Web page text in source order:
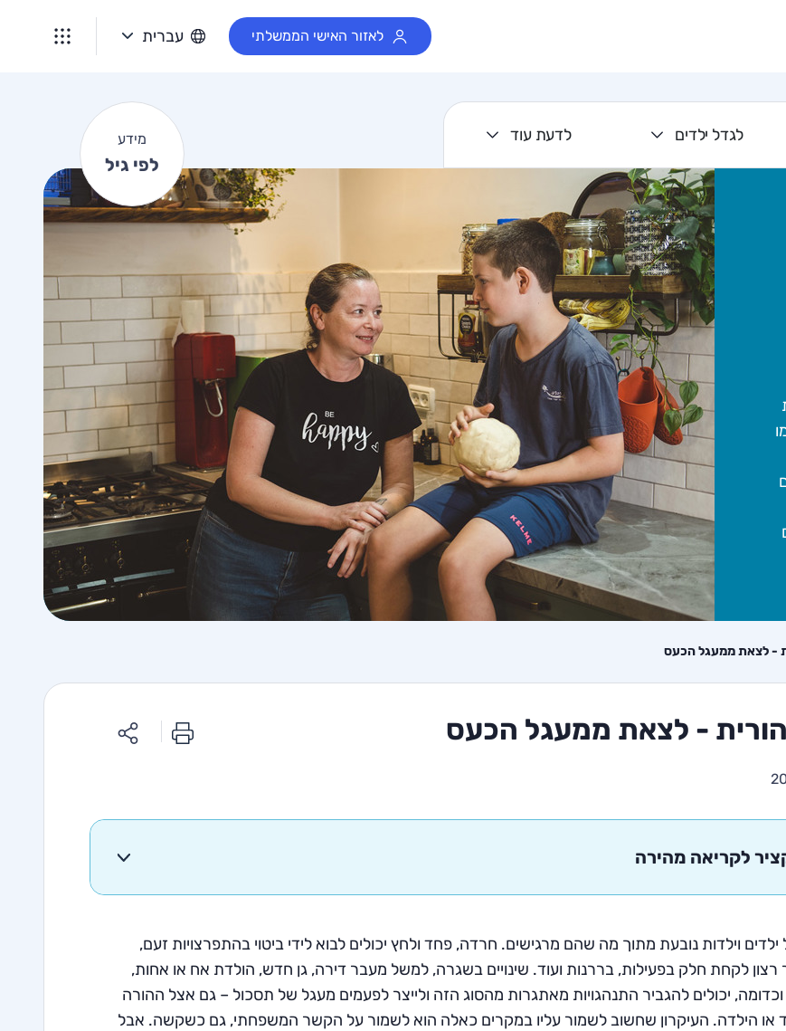
לאזור האישי הממשלתי עברית
לגדל ילדים לדעת עוד מידע
לפי גיל
מ
י
ג
ל
- לצאת ממעגל הכעס
הורית - לצאת ממעגל הכעס
לקריאה מהירה
וילדות נובעת מתוך מה שהם מרגישים. חרדה, פחד ולחץ יכולים לבוא לידי ביטוי בהתפרצויות זעם,
רצון לקחת חלק בפעילות, בררנות ועוד. שינויים בשגרה, למשל מעבר דירה, גן חדש, הולדת אח או אחות,
וכדומה, יכולים להגביר התנהגויות מאתגרות מהסוג הזה ולייצר לפעמים מעגל של תסכול – גם אצל ההורה
או הילדה. העיקרון שחשוב לשמור עליו במקרים כאלה הוא לשמור על הקשר המשפחתי, גם כשקשה. אבל